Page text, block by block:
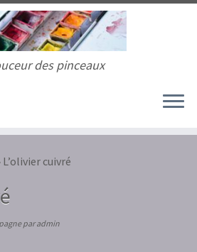
des pinceaux
L’olivier cuivré
paradmin